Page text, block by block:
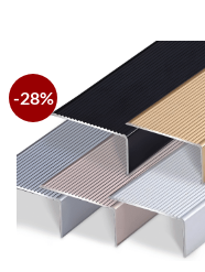
multiple
variants.
The
options
may
be
chosen
on
-28%